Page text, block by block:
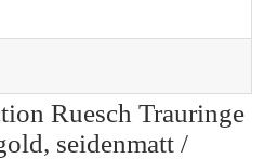
Ruesch Trauringe
seidenmatt /